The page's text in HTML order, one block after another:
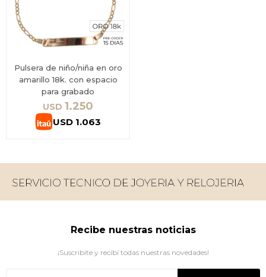
Pulsera de niño/niña en oro
amarillo 18k. con espacio
para grabado
USD 1.250
USD 1.063
Recibe nuestras noticias
¡Suscribite y recibí todas nuestras novedades!